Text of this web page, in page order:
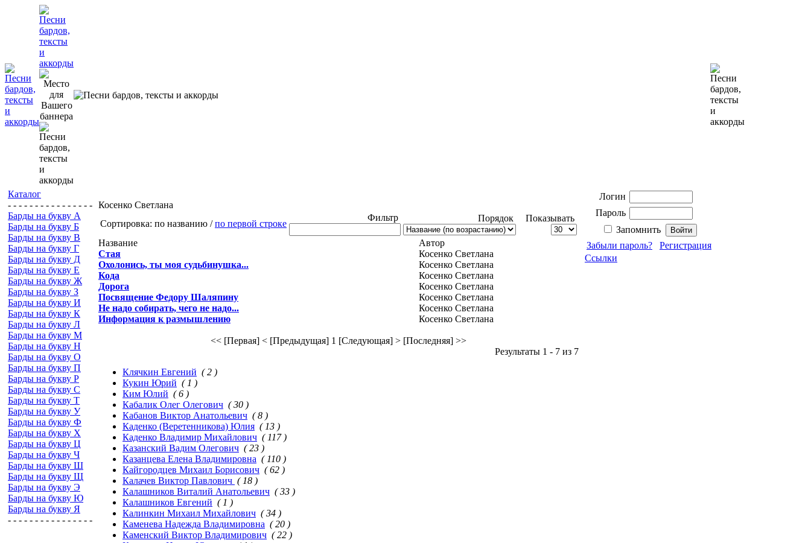
Каталог
- - - - - - - - - - - - - - - -
Барды на букву А
Барды на букву Б
Барды на букву В
Барды на букву Г
Барды на букву Д
Барды на букву Е
Барды на букву Ж
Барды на букву З
Барды на букву И
Барды на букву К
Барды на букву Л
Барды на букву М
Барды на букву Н
Барды на букву О
Барды на букву П
Барды на букву Р
Барды на букву С
Барды на букву Т
Барды на букву У
Барды на букву Ф
Барды на букву Х
Барды на букву Ц
Барды на букву Ч
Барды на букву Ш
Барды на букву Щ
Барды на букву Э
Барды на букву Ю
Барды на букву Я
- - - - - - - - - - - - - - - -
Косенко Светлана
Сортировка: по названию /по первой строке
Фильтр Порядок Показывать
Название
Автор
Стая
Косенко Светлана
Охолонись, ты моя судьбинушка...
Косенко Светлана
Кода
Косенко Светлана
Дорога
Косенко Светлана
Посвящение Федору Шаляпину
Косенко Светлана
Не надо собирать, чего не надо...
Косенко Светлана
Информация к размышлению
Косенко Светлана
<< [Первая] < [Предыдущая] 1 [Следующая] > [Последняя] >>
Результаты 1 - 7 из 7
Клячкин Евгений ( 2 )
Кукин Юрий ( 1 )
Ким Юлий ( 6 )
Кабалик Олег Олегович ( 30 )
Кабанов Виктор Анатольевич ( 8 )
Каденко (Веретенникова) Юлия ( 13 )
Каденко Владимир Михайлович ( 117 )
Казанский Вадим Олегович ( 23 )
Казанцева Елена Владимировна ( 110 )
Кайгородцев Михаил Борисович ( 62 )
Калачев Виктор Павлович ( 18 )
Калашников Виталий Анатольевич ( 33 )
Калашников Евгений ( 1 )
Калинкин Михаил Михайлович ( 34 )
Каменева Надежда Владимировна ( 20 )
Каменский Виктор Владимирович ( 22 )
Логин
Пароль
Запомнить
Забыли пароль?
Регистрация
Ссылки